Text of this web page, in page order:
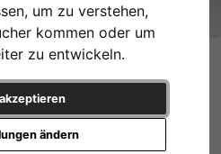
um zu verstehen,
kommen oder um
zu entwickeln.
ändern